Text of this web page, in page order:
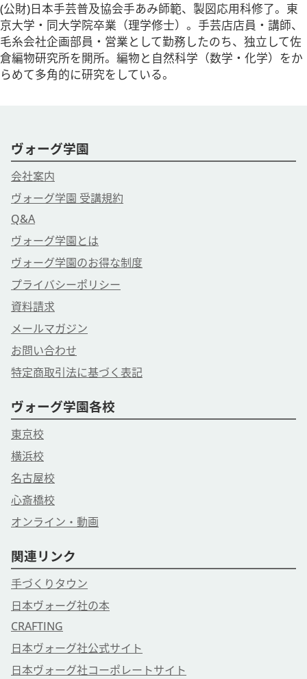
(公財)日本手芸普及協会手あみ師範、製図応用科修了。東
京大学・同大学院卒業（理学修士）。手芸店店員・講師、
毛糸会社企画部員・営業として勤務したのち、独立して佐
倉編物研究所を開所。編物と自然科学（数学・化学）をか
らめて多角的に研究をしている。
ヴォーグ学園
会社案内
ヴォーグ学園 受講規約
Q&A
ヴォーグ学園とは
ヴォーグ学園のお得な制度
プライバシーポリシー
資料請求
メールマガジン
お問い合わせ
特定商取引法に基づく表記
ヴォーグ学園各校
東京校
横浜校
名古屋校
心斎橋校
オンライン・動画
関連リンク
手づくりタウン
日本ヴォーグ社の本
CRAFTING
日本ヴォーグ社公式サイト
日本ヴォーグ社コーポレートサイト